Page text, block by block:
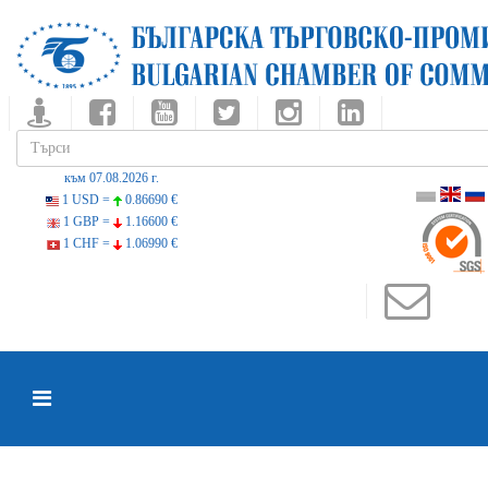
към 07.08.2026 г.
1 USD =
0.86690 €
1 GBP =
1.16600 €
1 CHF =
1.06990 €